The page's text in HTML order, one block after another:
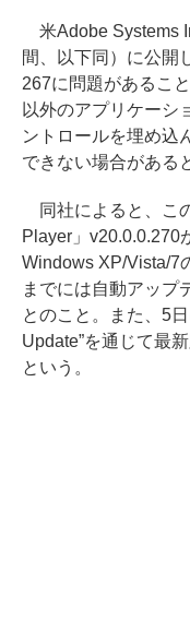
米Adobe Systems
間、以下同）に公開
267に問題があるこ
以外のアプリケーシ
ントロールを埋め込
できない場合がある
同社によると、こ
Player」v20.0.0.270
Windows XP/Vista/7
までには自動アップ
とのこと。また、5
Update”を通じて最
という。